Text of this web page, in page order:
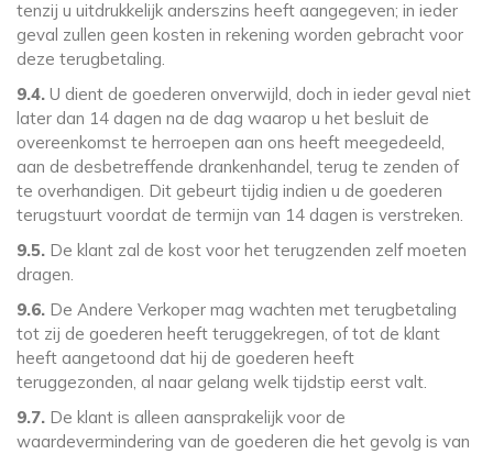
tenzij u uitdrukkelijk anderszins heeft aangegeven; in ieder
geval zullen geen kosten in rekening worden gebracht voor
deze terugbetaling.
9.4. U dient de goederen onverwijld, doch in ieder geval niet
later dan 14 dagen na de dag waarop u het besluit de
overeenkomst te herroepen aan ons heeft meegedeeld,
aan de desbetreffende drankenhandel, terug te zenden of
te overhandigen. Dit gebeurt tijdig indien u de goederen
terugstuurt voordat de termijn van 14 dagen is verstreken.
9.5. De klant zal de kost voor het terugzenden zelf moeten
dragen.
9.6. De Andere Verkoper mag wachten met terugbetaling
tot zij de goederen heeft teruggekregen, of tot de klant
heeft aangetoond dat hij de goederen heeft
teruggezonden, al naar gelang welk tijdstip eerst valt.
9.7. De klant is alleen aansprakelijk voor de
waardevermindering van de goederen die het gevolg is van